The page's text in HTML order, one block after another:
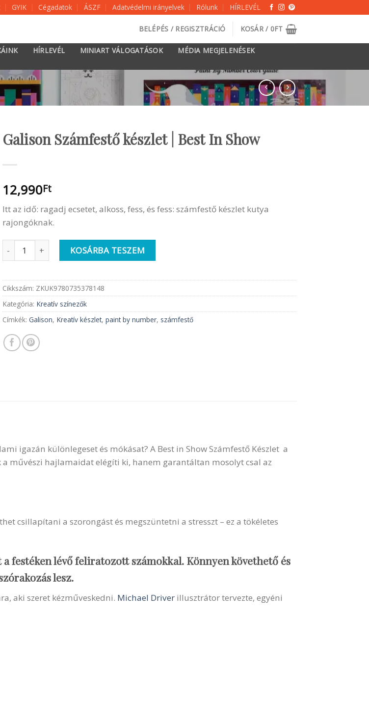
GYIK Cégadatok ÁSZF Adatvédelmi irányelvek Rólunk HÍRLEVÉL
BELÉPÉS / REGISZTRÁCIÓ KOSÁR / 0FT
HÍRLEVÉL MINIART VÁLOGATÁSOK
MÉDIA MEGJELENÉSEK
Galison Számfestő készlet | Best In Show
12,990Ft
Itt az idő: ragadj ecsetet, alkoss, fess, és fess: számfestő készlet kutya
rajongóknak.
Galison Számfestő készlet | Best In Show mennyiség
KOSÁRBA TESZEM
Cikkszám: ZKUK9780735378148
Kategória: Kreatív színezők
Címkék: Galison, Kreatív készlet, paint by number, számfestő
igazán különlegeset és mókásat? A Best in Show Számfestő Készlet a
a művészi hajlamaidat elégíti ki, hanem garantáltan mosolyt csal az
csillapítani a szorongást és megszüntetni a stresszt – ez a tökéletes
festéken lévő feliratozott számokkal. Könnyen követhető és
lesz.
aki szeret kézműveskedni. Michael Driver illusztrátor tervezte, egyéni